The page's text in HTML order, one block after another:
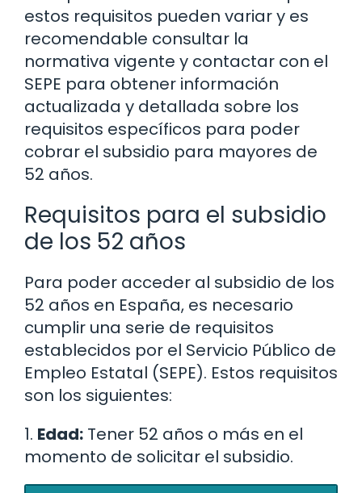
estos requisitos pueden variar y es
recomendable consultar la
normativa vigente y contactar con el
SEPE para obtener información
actualizada y detallada sobre los
requisitos específicos para poder
cobrar el subsidio para mayores de
52 años.
Requisitos para el subsidio
de los 52 años
Para poder acceder al subsidio de los
52 años en España, es necesario
cumplir una serie de requisitos
establecidos por el Servicio Público de
Empleo Estatal (SEPE). Estos requisitos
son los siguientes:
1. Edad: Tener 52 años o más en el
momento de solicitar el subsidio.